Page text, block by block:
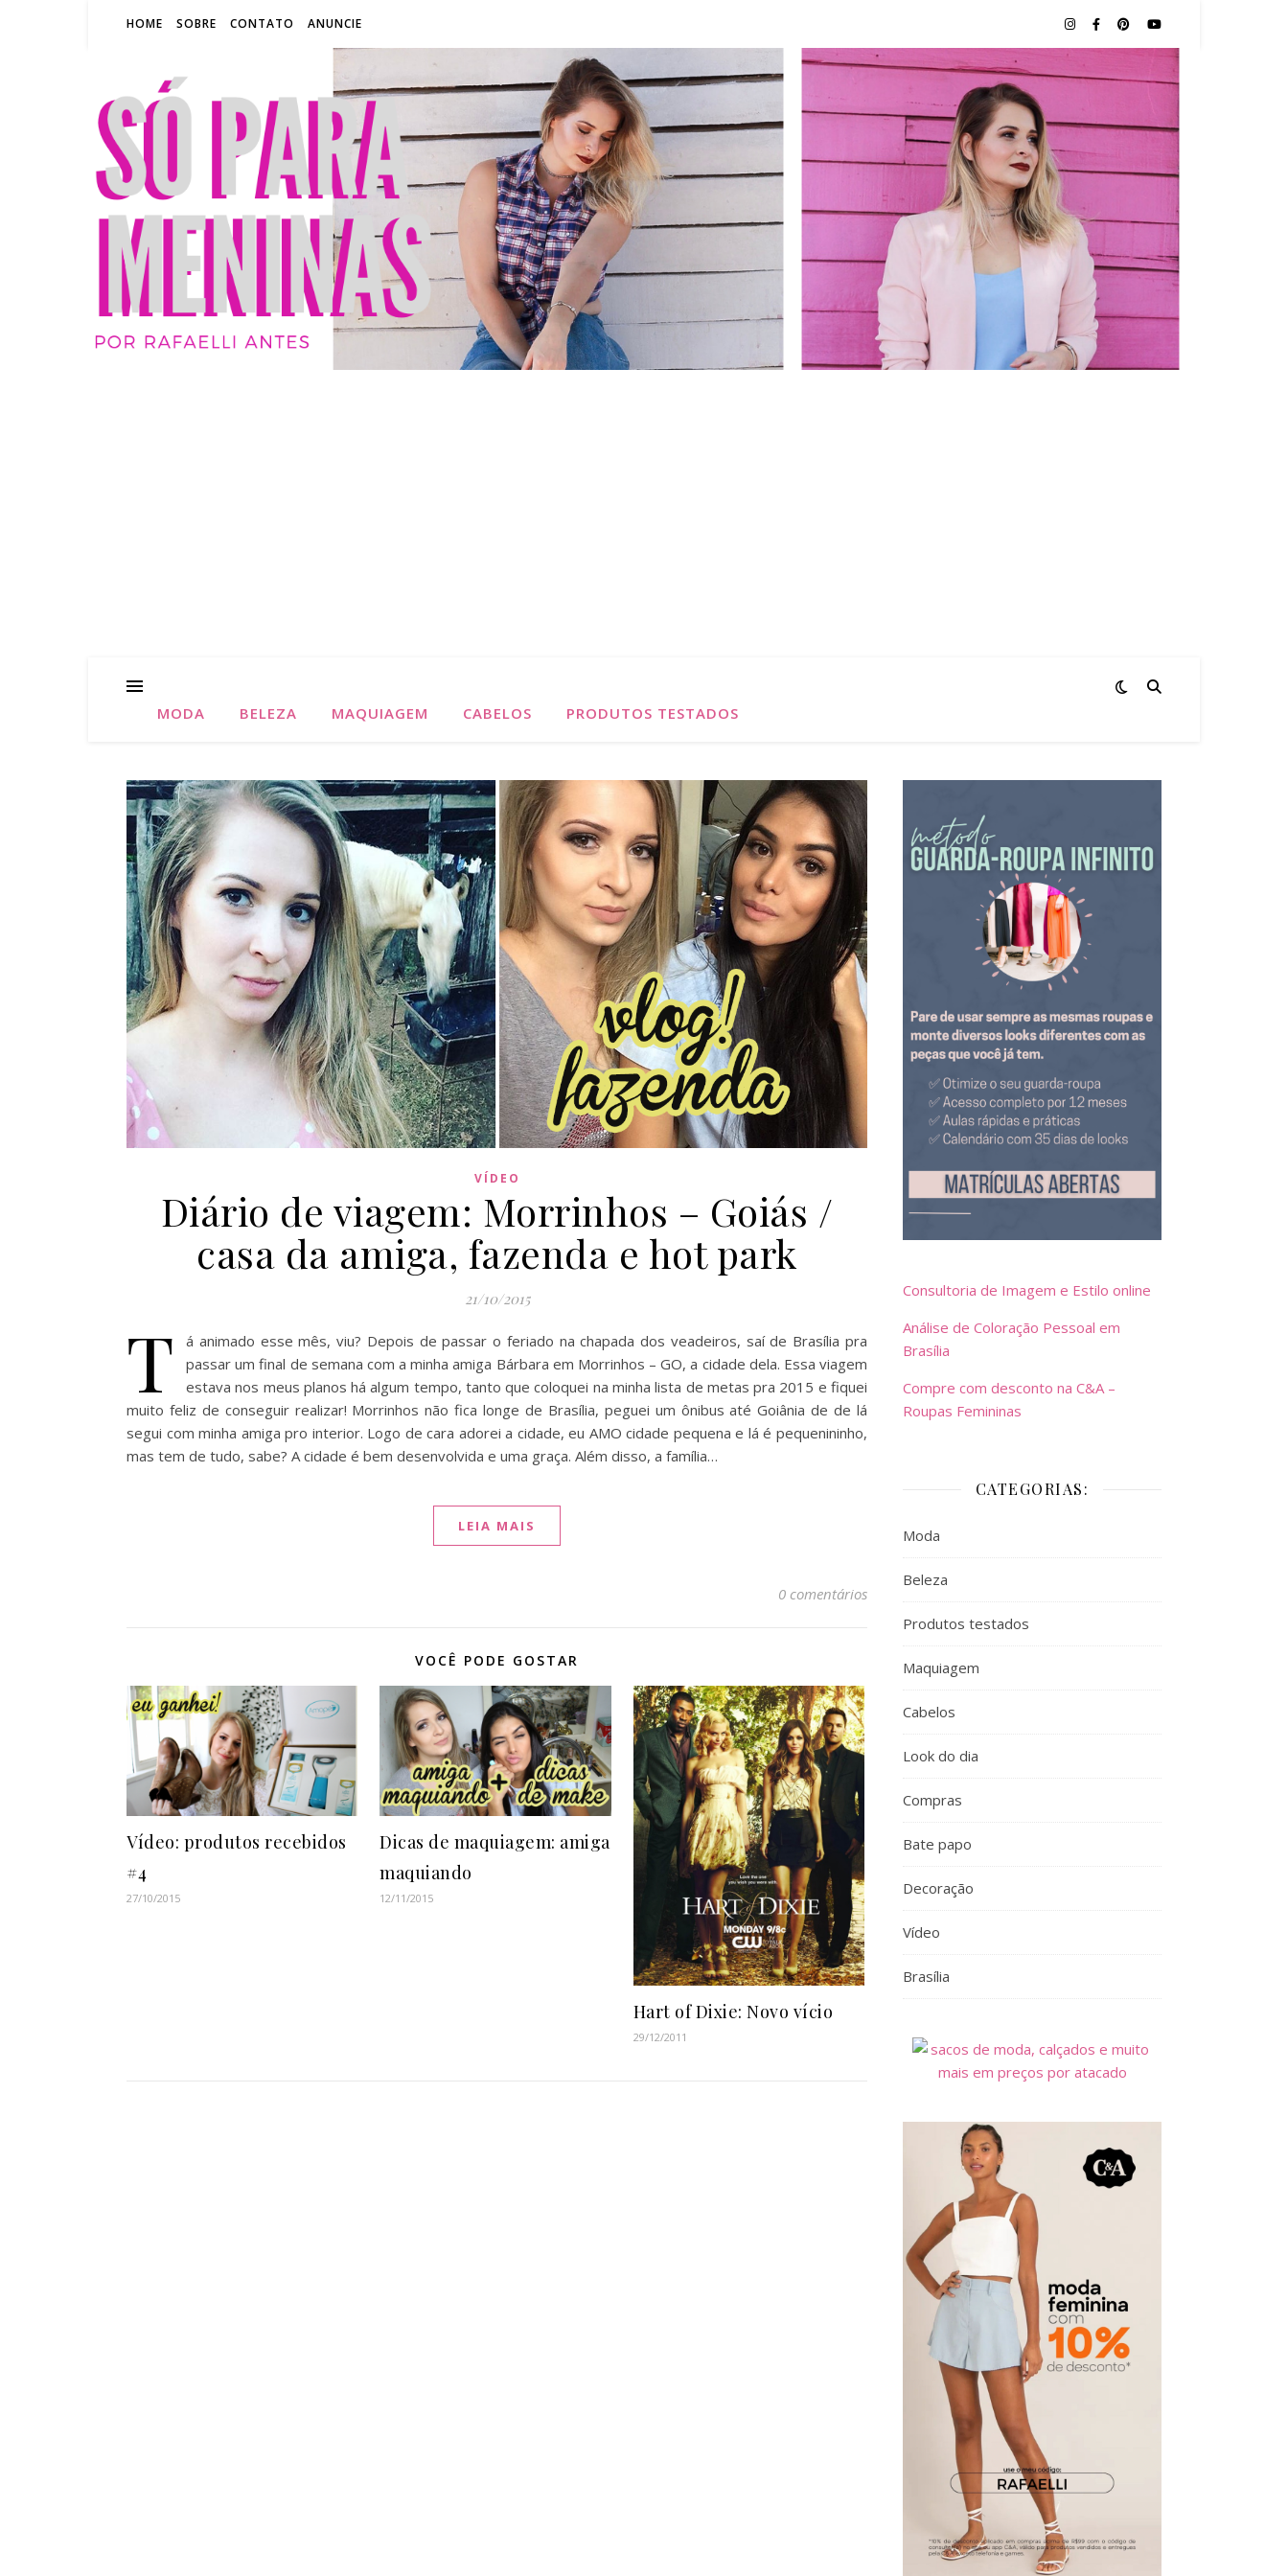
HOME SOBRE CONTATO ANUNCIE
SÓ PARA MENINAS |
BLOG FEMININO POR
RAFAELLI ANTES
MODA BELEZA MAQUIAGEM CABELOS PRODUTOS TESTADOS
VÍDEO
Diário de viagem: Morrinhos – Goiás /
casa da amiga, fazenda e hot park
21/10/2015
T
á animado esse mês, viu? Depois de passar o feriado na chapada dos veadeiros, saí de Brasília pra
passar um final de semana com a minha amiga Bárbara em Morrinhos – GO, a cidade dela. Essa viagem
estava nos meus planos há algum tempo, tanto que coloquei na minha lista de metas pra 2015 e fiquei
muito feliz de conseguir realizar! Morrinhos não fica longe de Brasília, peguei um ônibus até Goiânia de de lá
segui com minha amiga pro interior. Logo de cara adorei a cidade, eu AMO cidade pequena e lá é pequenininho,
mas tem de tudo, sabe? A cidade é bem desenvolvida e uma graça. Além disso, a família…
LEIA MAIS
0 comentários
VOCÊ PODE GOSTAR
Vídeo: produtos recebidos
#4
27/10/2015
Dicas de maquiagem: amiga
maquiando
12/11/2015
Hart of Dixie: Novo vício
29/12/2011
Consultoria de Imagem e Estilo online
Análise de Coloração Pessoal em
Brasília
Compre com desconto na C&A –
Roupas Femininas
CATEGORIAS:
Moda
Beleza
Produtos testados
Maquiagem
Cabelos
Look do dia
Compras
Bate papo
Decoração
Vídeo
Brasília